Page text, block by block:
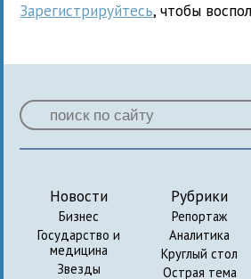
Зарегистрируйтесь, чтобы
Новости
Бизнес
Государство и
медицина
Звезды
Рубрики
Репортаж
Аналитика
Круглый стол
Острая тема